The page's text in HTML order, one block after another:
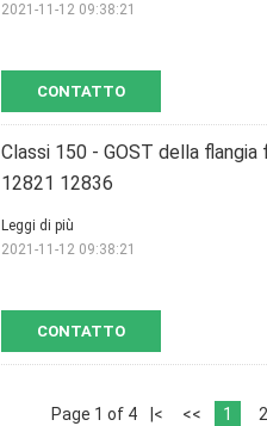
CONTATTO
2021-11-12 09:38:21
Classi 150 - GOST della
12821 12836
CONTATTO
Leggi di più
2021-11-12 09:38:21
Page 1 of 4 |< << 1 2